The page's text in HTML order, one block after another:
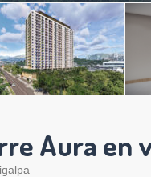
Aura en